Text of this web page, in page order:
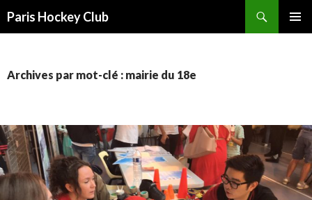
Paris Hockey Club
Archives par mot-clé : mairie du 18e